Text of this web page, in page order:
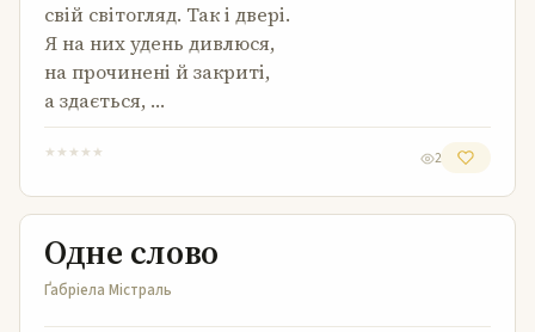
свій світогляд. Так і двері.
Я на них удень дивлюся,
на прочинені й закриті,
а здається, …
★ ★ ★ ★ ★ 2
Одне слово
Одне слово
Ґабріела Містраль